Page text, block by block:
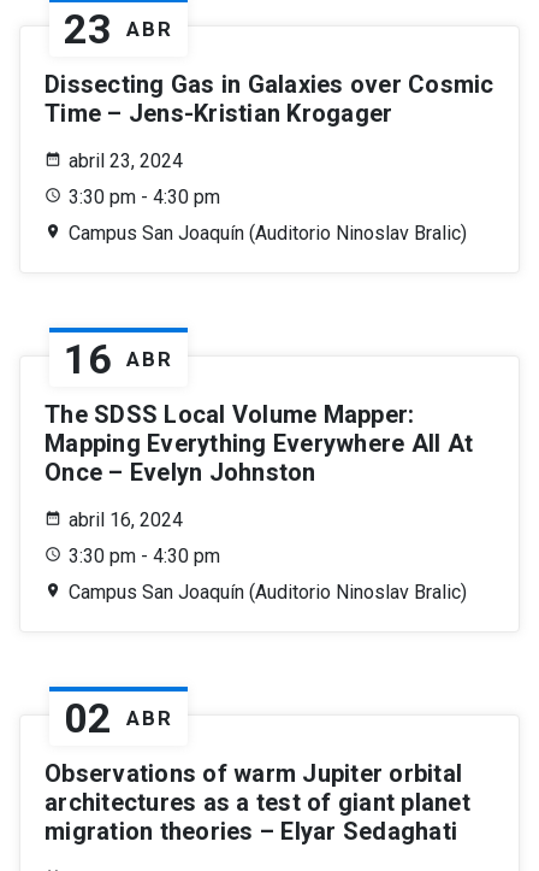
23 ABR
Dissecting Gas in Galaxies over Cosmic
Time – Jens-Kristian Krogager
abril 23, 2024
3:30 pm - 4:30 pm
Campus San Joaquín (Auditorio Ninoslav Bralic)
16 ABR
The SDSS Local Volume Mapper:
Mapping Everything Everywhere All At
Once – Evelyn Johnston
abril 16, 2024
3:30 pm - 4:30 pm
Campus San Joaquín (Auditorio Ninoslav Bralic)
02 ABR
Observations of warm Jupiter orbital
architectures as a test of giant planet
migration theories – Elyar Sedaghati